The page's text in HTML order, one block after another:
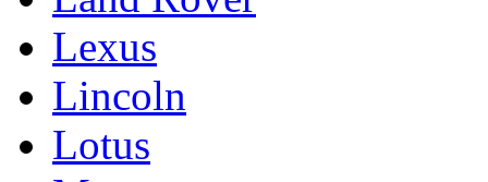
Lexus
Lincoln
Lotus